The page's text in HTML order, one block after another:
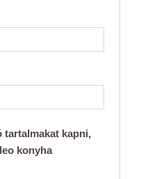
tartalmakat kapni,
konyha